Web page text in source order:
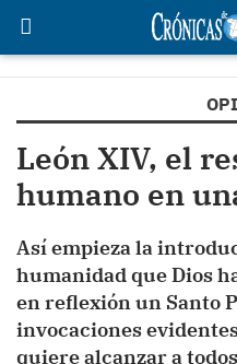
León XIV, el
humano en
Así empieza la
humanidad que Dios
en reflexión un Santo
invocaciones
quiere alcanzar a